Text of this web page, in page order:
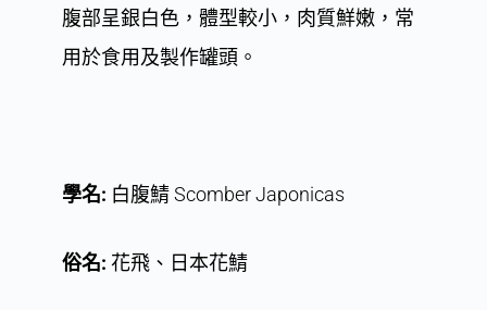
腹部呈銀白色，體型較小，肉質鮮嫩，常
用於食用及製作罐頭。
學名: 白腹鯖 Scomber Japonicas
俗名: 花飛、日本花鯖